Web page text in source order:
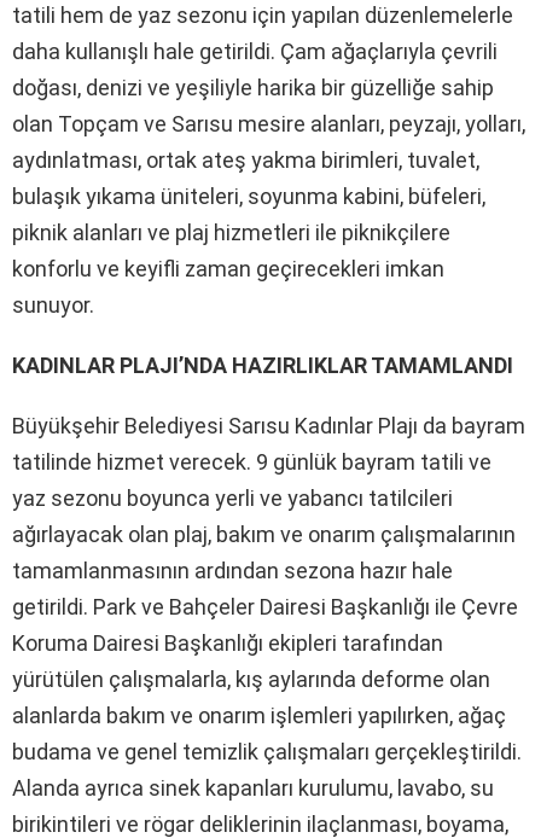
tatili hem de yaz sezonu için yapılan düzenlemelerle
daha kullanışlı hale getirildi. Çam ağaçlarıyla çevrili
doğası, denizi ve yeşiliyle harika bir güzelliğe sahip
olan Topçam ve Sarısu mesire alanları, peyzajı, yolları,
aydınlatması, ortak ateş yakma birimleri, tuvalet,
bulaşık yıkama üniteleri, soyunma kabini, büfeleri,
piknik alanları ve plaj hizmetleri ile piknikçilere
konforlu ve keyifli zaman geçirecekleri imkan
sunuyor.
KADINLAR PLAJI’NDA HAZIRLIKLAR TAMAMLANDI
Büyükşehir Belediyesi Sarısu Kadınlar Plajı da bayram
tatilinde hizmet verecek. 9 günlük bayram tatili ve
yaz sezonu boyunca yerli ve yabancı tatilcileri
ağırlayacak olan plaj, bakım ve onarım çalışmalarının
tamamlanmasının ardından sezona hazır hale
getirildi. Park ve Bahçeler Dairesi Başkanlığı ile Çevre
Koruma Dairesi Başkanlığı ekipleri tarafından
yürütülen çalışmalarla, kış aylarında deforme olan
alanlarda bakım ve onarım işlemleri yapılırken, ağaç
budama ve genel temizlik çalışmaları gerçekleştirildi.
Alanda ayrıca sinek kapanları kurulumu, lavabo, su
birikintileri ve rögar deliklerinin ilaçlanması, boyama,